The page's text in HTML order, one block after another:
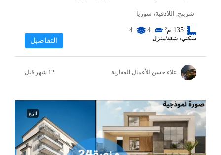
شريتح, اللاذقية، سوريا
135 م² 4
4
سكني: شقة/منزل التفاصيل
علاء حسن للأعمال العقارية
للبيع